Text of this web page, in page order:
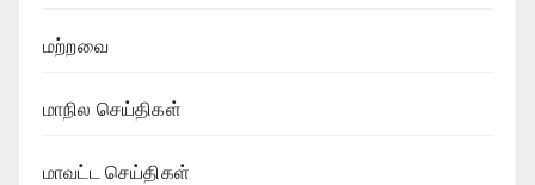
மற்றவை
மாநில செய்திகள்
மாவட்ட செய்திகள்